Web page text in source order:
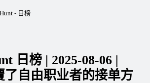
- 日榜
日榜 | 2025-08-06 |
自由职业者的接单方